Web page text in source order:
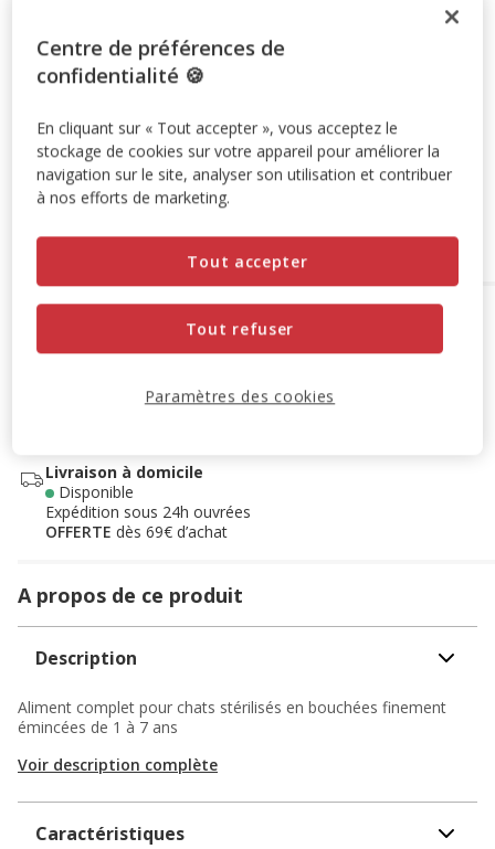
-10% sur votre première commande* avec votre Carte
cours.
Voir conditions
Code: WELCOME10 Copier
Options de livraison Détails livraison
Retrait en magasin
Voir la disponibilité en magasin
Livraison à domicile
Disponible
Expédition sous 24h ouvrées
OFFERTE dès 69€ d’achat
A propos de ce produit
Description
Aliment complet pour chats stérilisés en bouchées finement
émincées de 1 à 7 ans
Voir description complète
Caractéristiques
Centre de préférences de
confidentialité 🍪
En cliquant sur « Tout accepter », vous acceptez le
stockage de cookies sur votre appareil pour améliorer la
navigation sur le site, analyser son utilisation et contribuer
à nos efforts de marketing.
Tout refuser
Tout accepter
Paramètres des cookies